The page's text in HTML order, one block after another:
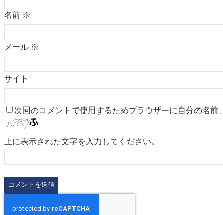
名前 ※
メール ※
サイト
次回のコメントで使用するためブラウザーに自分の名前
上に表示された文字を入力してください。